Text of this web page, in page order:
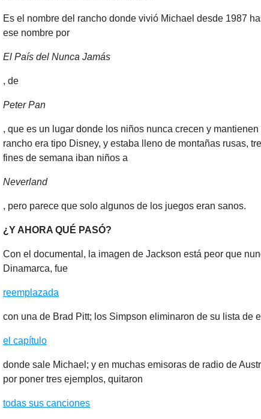
Es el nombre del rancho donde vivió Michael desde 1987
ese nombre por
El País del Nunca Jamás
, de
Peter Pan
, que es un lugar donde los niños nunca crecen y
rancho era tipo Disney, y estaba lleno de montañas rusas,
fines de semana iban niños a
Neverland
, pero parece que solo algunos de los juegos eran sanos.
¿Y AHORA QUÉ PASÓ?
Con el documental, la imagen de Jackson está peor que
Dinamarca, fue
reemplazada
con una de Brad Pitt; los Simpson eliminaron de su lista de
el capítulo
donde sale Michael; y en muchas emisoras de radio de
por poner tres ejemplos, quitaron
todas sus canciones